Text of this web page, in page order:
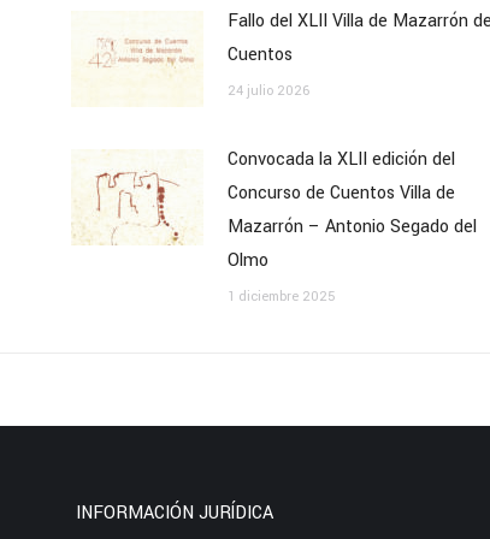
Fallo del XLII Villa de Mazarrón de
Cuentos
24 julio 2026
Convocada la XLII edición del
Concurso de Cuentos Villa de
Mazarrón – Antonio Segado del
Olmo
1 diciembre 2025
INFORMACIÓN JURÍDICA